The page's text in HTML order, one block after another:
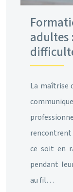
adultes
La maîtrise
rencontrent
ce soit en
pendant
au fil…